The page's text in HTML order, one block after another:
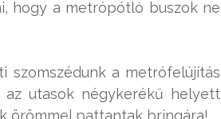
hogy a metrópótló buszok ne
szomszédunk a metrófelújítás
utasok négykerékű helyett